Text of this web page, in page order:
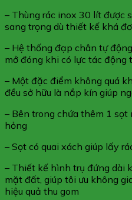
– Thùng rác inox 30 lít được
sang trọng dù thiết kế khá
– Hệ thống đạp chân tự
mở đóng khi có lực tác động
– Một đặc điểm không quá
đều sở hữu là nắp kín giúp
– Bên trong chứa thêm 1
hỏng
– Sọt có quai xách giúp lấy
– Thiết kế hình trụ đứng dài
mặt đất, giúp tôi ưu không
hiệu quả thu gom